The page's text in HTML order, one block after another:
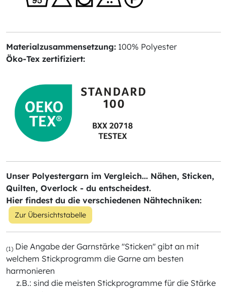
Materialzusammensetzung: 100% Polyester
Öko-Tex zertifiziert:
Unser Polyestergarn im Vergleich... Nähen, Sticken,
Quilten, Overlock - du entscheidest.
Hier findest du die verschiedenen Nähtechniken:
Zur Übersichtstabelle
(1) Die Angabe der Garnstärke "Sticken" gibt an mit
welchem Stickprogramm die Garne am besten
harmonieren
z.B.: sind die meisten Stickprogramme für die Stärke